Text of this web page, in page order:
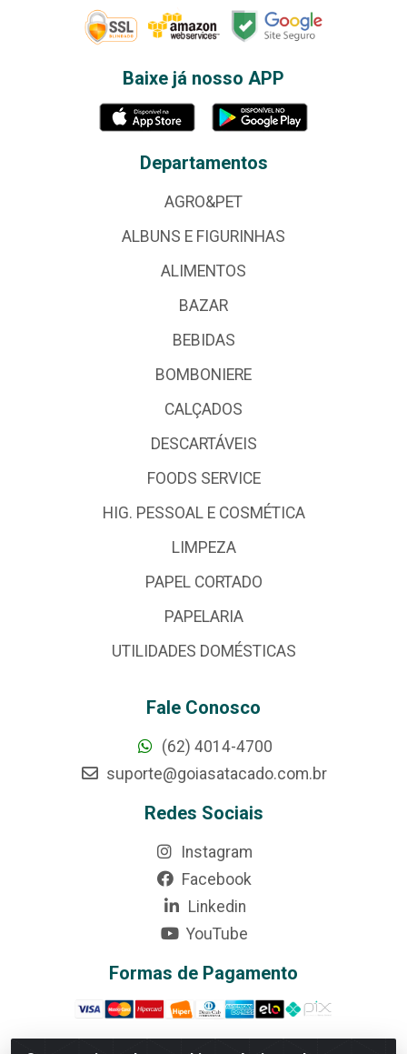
Baixe já nosso APP
Departamentos
AGRO&PET
ALBUNS E FIGURINHAS
ALIMENTOS
BAZAR
BEBIDAS
BOMBONIERE
CALÇADOS
DESCARTÁVEIS
FOODS SERVICE
HIG. PESSOAL E COSMÉTICA
LIMPEZA
PAPEL CORTADO
PAPELARIA
UTILIDADES DOMÉSTICAS
Fale Conosco
(62) 4014-4700
suporte@goiasatacado.com.br
Redes Sociais
Instagram
Facebook
Linkedin
YouTube
Formas de Pagamento